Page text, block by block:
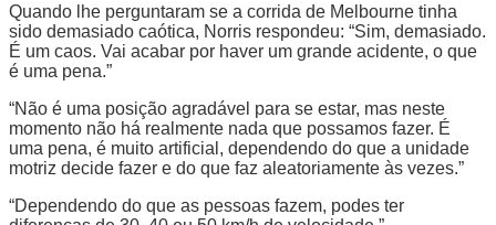
Quando lhe perguntaram se a corrida de Melbourne tinha
sido demasiado caótica, Norris respondeu: “Sim, demasiado.
É um caos. Vai acabar por haver um grande acidente, o que
é uma pena.”
“Não é uma posição agradável para se estar, mas neste
momento não há realmente nada que possamos fazer. É
uma pena, é muito artificial, dependendo do que a unidade
motriz decide fazer e do que faz aleatoriamente às vezes.”
“Dependendo do que as pessoas fazem, podes ter